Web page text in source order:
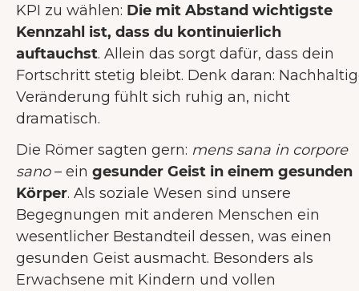
KPI zu wählen: Die mit Abstand wichtigste
Kennzahl ist, dass du kontinuierlich
auftauchst. Allein das sorgt dafür, dass dein
Fortschritt stetig bleibt. Denk daran:
Veränderung fühlt sich ruhig an, nicht
dramatisch.
Die Römer sagten gern: mens sana in corpore
sano– ein gesunder Geist in einem gesunden
Körper. Als soziale Wesen sind unsere
Begegnungen mit anderen Menschen ein
wesentlicher Bestandteil dessen, was einen
gesunden Geist ausmacht. Besonders als
Erwachsene mit Kindern und vollen